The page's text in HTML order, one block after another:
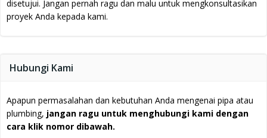
disetujui. Jangan pernah ragu dan malu untuk mengkonsultasikan
proyek Anda kepada kami.
Hubungi Kami
Apapun permasalahan dan kebutuhan Anda mengenai pipa atau
plumbing, jangan ragu untuk menghubungi kami dengan
cara klik nomor dibawah.